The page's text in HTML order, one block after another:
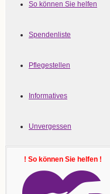
So können Sie helfen
Spendenliste
Pflegestellen
Informatives
Unvergessen
! So können Sie helfen !